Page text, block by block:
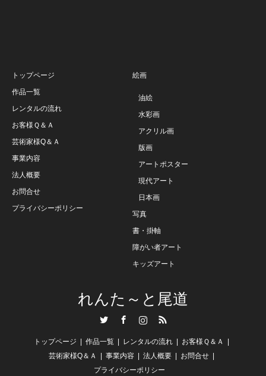
トップページ
作品一覧
レンタルの流れ
お客様Ｑ＆Ａ
芸術家様Q＆Ａ
事業内容
法人概要
お問合せ
プライバシーポリシー
絵画
油絵
水彩画
アクリル画
版画
アートポスター
現代アート
日本画
写真
書・掛軸
障がい者アート
キッズアート
れんた～と尾道
RSS
トップページ 作品一覧 レンタルの流れ
お客様Ｑ＆Ａ
芸術家様Q＆Ａ
事業内容 法人概要
お問合せ
プライバシーポリシー